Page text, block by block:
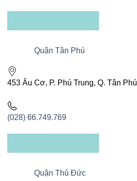
Quận Tân Phú
453 Âu Cơ, P. Phú Trung, Q. Tân Phú
(028) 66.749.769
Quận Thủ Đức